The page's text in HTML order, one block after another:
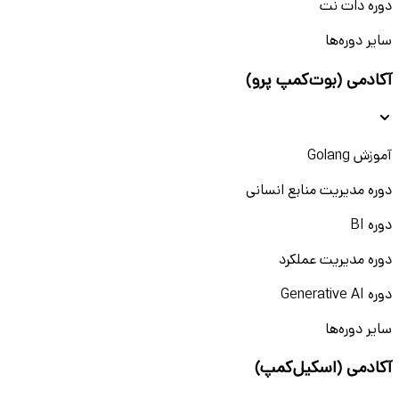
دوره دات نت
سایر دوره‌ها
آکادمی (بوت‌کمپ پرو)
آموزش Golang
دوره مدیریت منابع انسانی
دوره BI
دوره مدیریت عملکرد
دوره Generative AI
سایر دوره‌ها
آکادمی (اسکیل‌کمپ)